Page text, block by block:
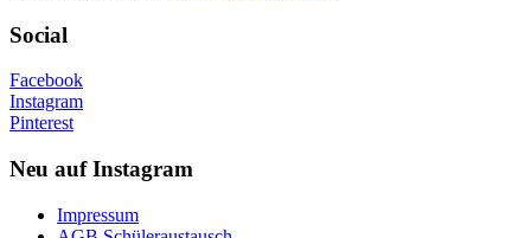
Social
Facebook
Instagram
Pinterest
Neu auf Instagram
Impressum